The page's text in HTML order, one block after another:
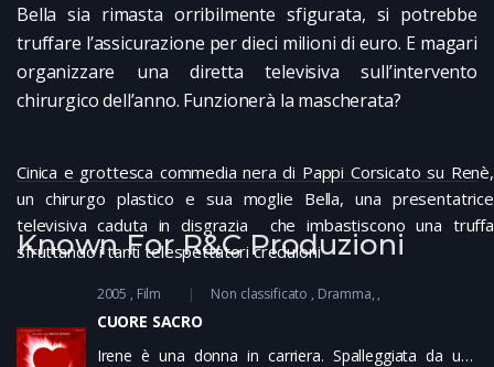
Bella sia rimasta orribilmente sfigurata, si potrebbe
truffare l’assicurazione per dieci milioni di euro. E magari
organizzare una diretta televisiva sull’intervento
chirurgico dell’anno. Funzionerà la mascherata?
Cinica e grottesca commedia nera di Pappi Corsicato su Renè,
un chirurgo plastico e sua moglie Bella, una presentatrice
televisiva caduta in disgrazia che imbastiscono una truffa
sfruttando i tanti telespettatori creduloni
Known For R&C Produzioni
2005 Film Non classificato Dramma
CUORE SACRO
Irene è una donna in carriera. Spalleggiata da una